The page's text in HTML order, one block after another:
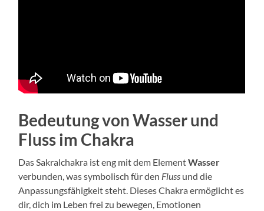
Bedeutung von Wasser und
Fluss im Chakra
Das Sakralchakra ist eng mit dem ElementWasser
verbunden, was symbolisch für den Fluss und die
Anpassungsfähigkeit steht. Dieses Chakra ermöglicht es
dir, dich im Leben frei zu bewegen, Emotionen